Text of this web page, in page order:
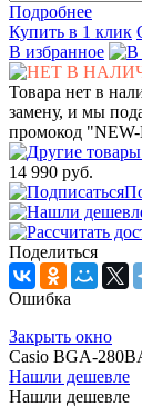
Подробнее
Купить в 1 клик
В избранное
Товара нет в
замену, и мы
промокод
14 990 руб.
Поделиться
Ошибка
Закрыть окно
Casio BGA-
Нашли дешевле
Нашли дешевле